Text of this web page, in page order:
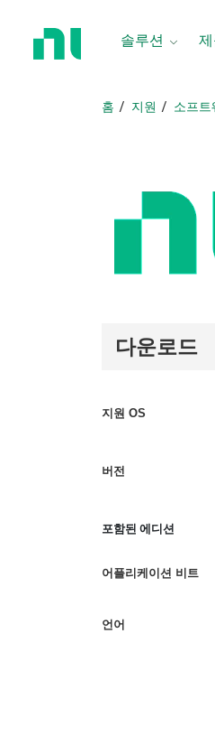
솔루션
홈 지원 소프
다운로드
지원 OS
버전
포함된 에디션
어플리케이션 비트
언어